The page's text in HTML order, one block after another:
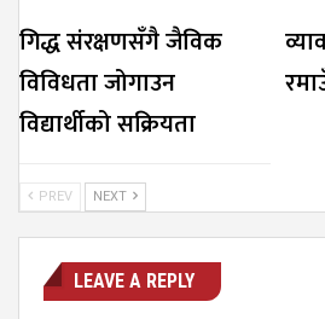
गिद्ध संरक्षणसँगै जैविक
विविधता जोगाउन
विद्यार्थीको सक्रियता
PREV NEXT
LEAVE A REPLY